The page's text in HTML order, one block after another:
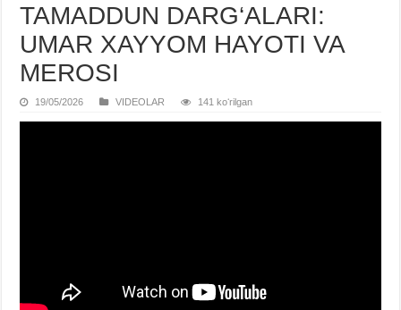
TAMADDUN DARG‘ALARI:
UMAR XAYYOM HAYOTI VA
MEROSI
19/05/2026 VIDЕOLAR 141 koʻrilgan